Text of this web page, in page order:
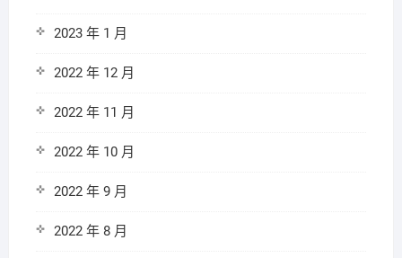
2023 年 1 月
2022 年 12 月
2022 年 11 月
2022 年 10 月
2022 年 9 月
2022 年 8 月